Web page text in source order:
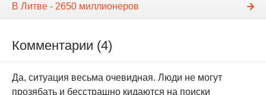
В Литве - 2650 миллионеров
Комментарии (4)
Да, ситуация весьма очевидная. Люди не могут
прозябать и бесстрашно кидаются на поиски